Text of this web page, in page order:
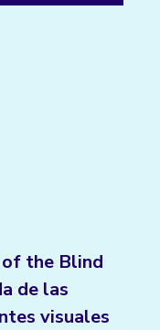
the Blind
de las
visuales